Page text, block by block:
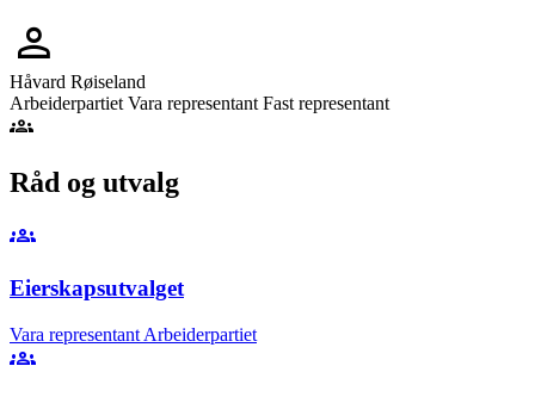
person
Håvard Røiseland
Arbeiderpartiet Vara representant Fast representant
groups
Råd og utvalg
groups
Eierskapsutvalget
Vara representant Arbeiderpartiet
groups